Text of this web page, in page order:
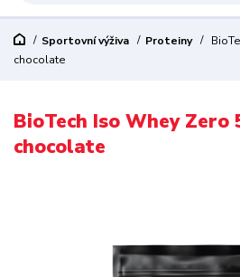
Sportovní výživa Proteiny
chocolate
BioTech Iso Whey Zero
chocolate